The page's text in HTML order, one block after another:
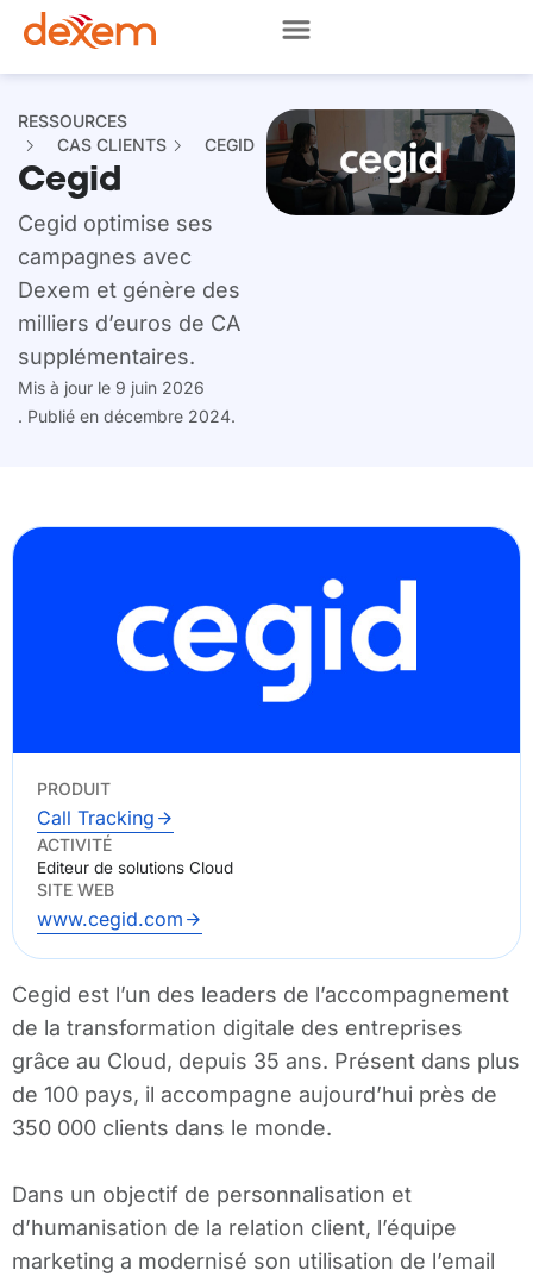
RESSOURCES
CAS CLIENTS
CEGID
Cegid
Cegid optimise ses
campagnes avec
Dexem et génère des
milliers d’euros de CA
supplémentaires.
Mis à jour le 9 juin 2026
. Publié en décembre 2024.
PRODUIT
Call Tracking
ACTIVITÉ
Editeur de solutions Cloud
SITE WEB
www.cegid.com
Cegid est l’un des leaders de l’accompagnement
de la transformation digitale des entreprises
grâce au Cloud, depuis 35 ans. Présent dans plus
de 100 pays, il accompagne aujourd’hui près de
350 000 clients dans le monde.
Dans un objectif de personnalisation et
d’humanisation de la relation client, l’équipe
marketing a modernisé son utilisation de l’email